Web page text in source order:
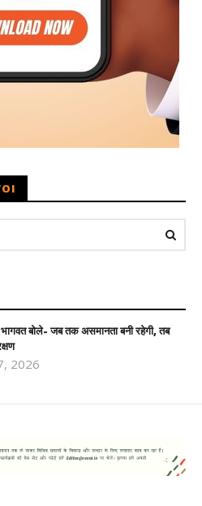
बोले- जब तक असमानता बनी रहेगी, तब
2026